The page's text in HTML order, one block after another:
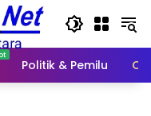
Politik & Pemilu